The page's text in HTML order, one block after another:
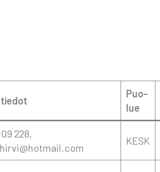
Puo­
lue
228,
KESK